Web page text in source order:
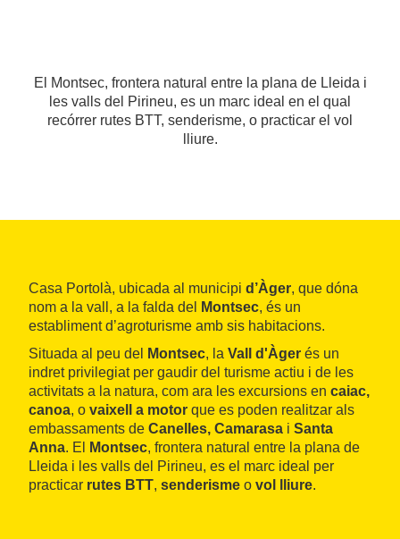
El Montsec, frontera natural entre la plana de Lleida i
les valls del Pirineu, es un marc ideal en el qual
recórrer rutes BTT, senderisme, o practicar el vol
lliure.
Casa Portolà, ubicada al municipi d’Àger, que dóna
nom a la vall, a la falda del
Montsec, és un
establiment d’agroturisme amb sis habitacions.
Situada al peu del
Montsec, la Vall d'Àger és un
indret privilegiat per gaudir del turisme actiu i de les
activitats a la natura, com ara les excursions en caiac,
canoa, o vaixell a motor que es poden realitzar als
embassaments de Canelles, Camarasa i Santa
Anna. El Montsec, frontera natural entre la plana de
Lleida i les valls del Pirineu, es el marc ideal per
practicar rutes BTT, senderisme o vol lliure.